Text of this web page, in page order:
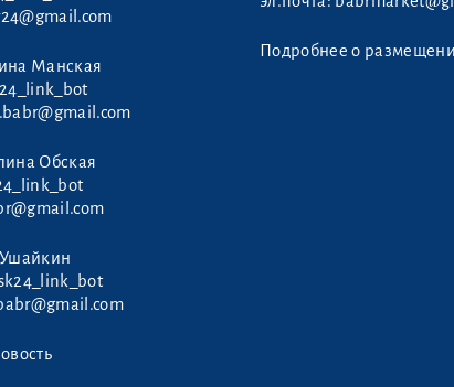
Манская
Обская
Подробнее о